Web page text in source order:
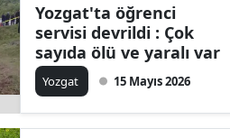
Yozgat'ta öğrenci
servisi devrildi : Çok
sayıda ölü ve yaralı var
Yozgat 15 Mayıs 2026